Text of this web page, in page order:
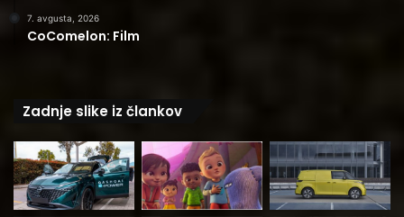
7. avgusta, 2026
CoComelon: Film
Zadnje slike iz člankov